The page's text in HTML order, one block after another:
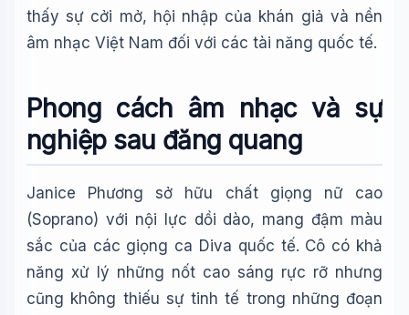
thấy sự cởi mở, hội nhập của khán giả và nền
âm nhạc Việt Nam đối với các tài năng quốc tế.
Phong cách âm nhạc và sự
nghiệp sau đăng quang
Janice Phương sở hữu chất giọng nữ cao
(Soprano) với nội lực dồi dào, mang đậm màu
sắc của các giọng ca Diva quốc tế. Cô có khả
năng xử lý những nốt cao sáng rực rỡ nhưng
cũng không thiếu sự tinh tế trong những đoạn